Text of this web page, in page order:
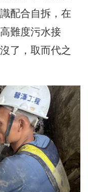
配合自拆，在
難度污水接
了，取而代之